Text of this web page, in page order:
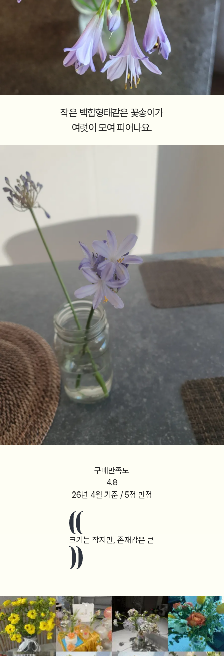
작은 백합형태같은 꽃송이가
여럿이 모여 피어나요.
구매만족도
4.8
26년 4월 기준 / 5점 만점
크기는 작지만, 존재감은 큰